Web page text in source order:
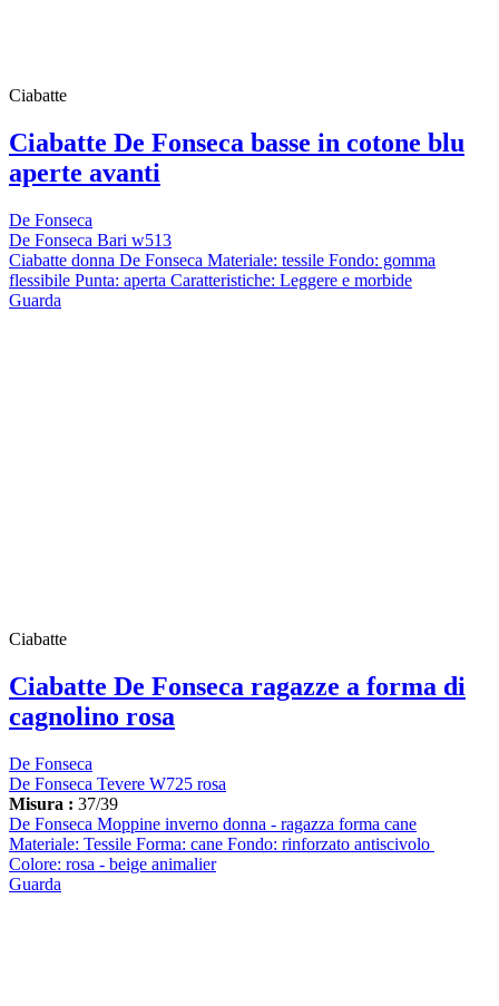
Ciabatte
Ciabatte De Fonseca basse in cotone blu
aperte avanti
De Fonseca
De Fonseca Bari w513
Ciabatte donna De Fonseca Materiale: tessile Fondo: gomma
flessibile Punta: aperta Caratteristiche: Leggere e morbide
Guarda
Ciabatte
Ciabatte De Fonseca ragazze a forma di
cagnolino rosa
De Fonseca
De Fonseca Tevere W725 rosa
Misura : 37/39
De Fonseca Moppine inverno donna - ragazza forma cane
Materiale: Tessile Forma: cane Fondo: rinforzato antiscivolo
Colore: rosa - beige animalier
Guarda